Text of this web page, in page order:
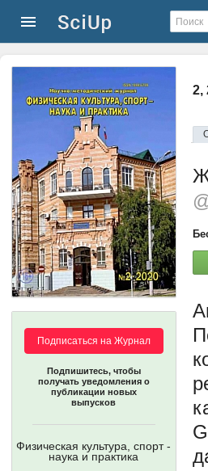
2,
Подписаться на Журнал
Подпишитесь, чтобы
получать уведомления о
публикации новых
выпусков
Физическая культура, спорт -
наука и практика